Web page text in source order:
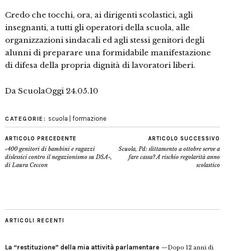
Credo che tocchi, ora, ai dirigenti scolastici, agli
insegnanti, a tutti gli operatori della scuola, alle
organizzazioni sindacali ed agli stessi genitori degli
alunni di preparare una formidabile manifestazione
di difesa della propria dignità di lavoratori liberi.
Da ScuolaOggi 24.05.10
CATEGORIE: scuola | formazione
ARTICOLO PRECEDENTE
«400 genitori di bambini e ragazzi
dislessici contro il negazionismo su DSA»,
di Laura Ceccon
ARTICOLO SUCCESSIVO
Scuola, Pd: slittamento a ottobre serve a
fare cassa? A rischio regolarità anno
scolastico
ARTICOLI RECENTI
La “restituzione” della mia attività parlamentare
Dopo 12 anni di